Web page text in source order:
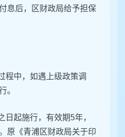
息后，区财政局给予担保
程中，如遇上级政策调
。
日起施行，有效期5年，
原《青浦区财政局关于印